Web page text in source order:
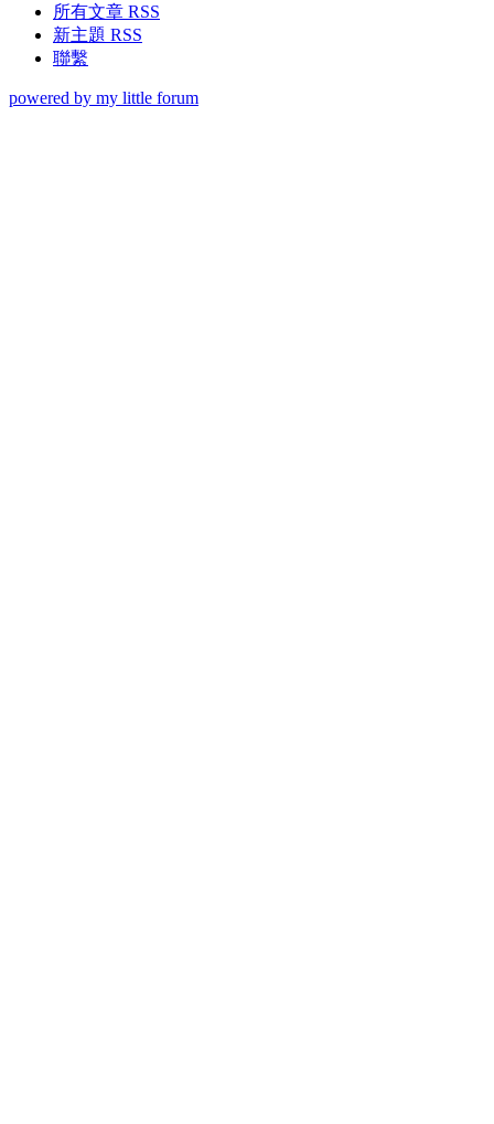
所有文章 RSS
新主題 RSS
聯繫
powered by my little forum